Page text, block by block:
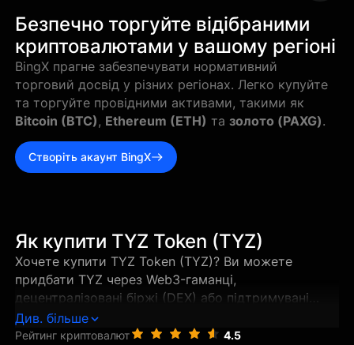
Безпечно торгуйте відібраними
криптовалютами у вашому регіоні
BingX прагне забезпечувати нормативний
торговий досвід у різних регіонах. Легко купуйте
та торгуйте провідними активами, такими як
Bitcoin (BTC) , Ethereum (ETH) тазолото (PAXG).
Створіть акаунт BingX
Як купити TYZ Token (TYZ)
Хочете купити TYZ Token (TYZ)? Ви можете
придбати TYZ через Web3-гаманці,
децентралізовані біржі (DEX) або підтримувані
централізовані біржі всього за кілька кроків. Цей
посібник розповість про найкращі способи купівлі
Див. більше
Рейтинг криптовалют 4.5